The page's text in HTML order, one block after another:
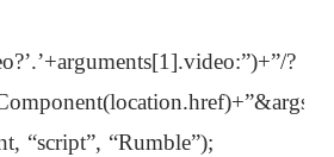
?
“script”, “Rumble”);